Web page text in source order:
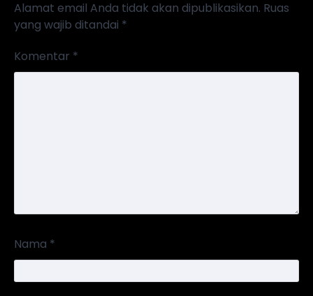
Alamat email Anda tidak akan dipublikasikan. Ruas
yang wajib ditandai *
Komentar *
Nama *